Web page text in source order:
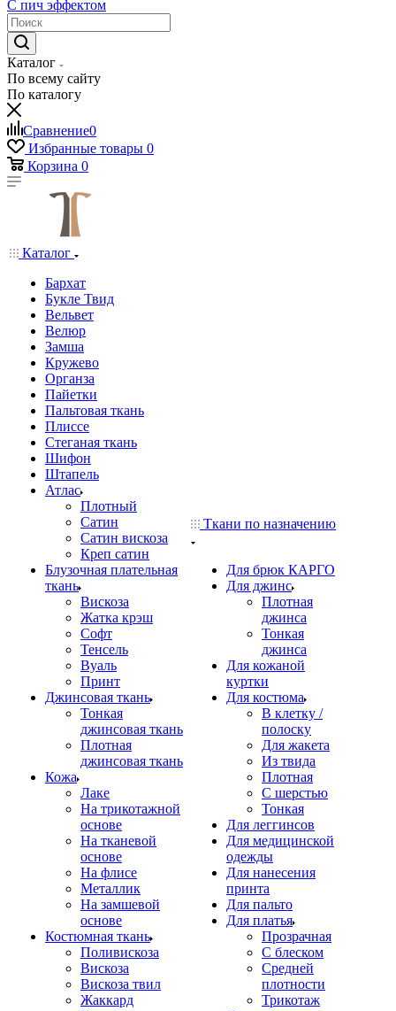
С пич эффектом
Каталог
По всему сайту
По каталогу
Сравнение0
Избранные товары 0
Корзина 0
Каталог
Бархат
Букле Твид
Вельвет
Велюр
Замша
Кружево
Органза
Пайетки
Пальтовая ткань
Плиссе
Стеганая ткань
Шифон
Штапель
Атлас
Плотный
Сатин
Сатин вискоза
Креп сатин
Блузочная плательная
ткань
Вискоза
Жатка крэш
Софт
Тенсель
Вуаль
Принт
Джинсовая ткань
Тонкая
джинсовая ткань
Плотная
джинсовая ткань
Кожа
Лаке
На трикотажной
основе
На тканевой
основе
На флисе
Металлик
На замшевой
основе
Костюмная ткань
Поливискоза
Вискоза
Вискоза твил
Жаккард
Ткани по назначению
Для брюк КАРГО
Для джинс
Плотная
джинса
Тонкая
джинса
Для кожаной
куртки
Для костюма
В клетку /
полоску
Для жакета
Из твида
Плотная
С шерстью
Тонкая
Для леггинсов
Для медицинской
одежды
Для нанесения
принта
Для пальто
Для платья
Прозрачная
С блеском
Средней
плотности
Трикотаж